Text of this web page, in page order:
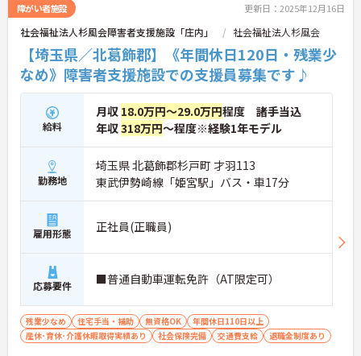
障がい者施設 更新日：2025年12月16日
社会福祉法人杉風会障害者支援施設「庄内」 社会福祉法人杉風会
【埼玉県／北葛飾郡】《年間休日120日・残業少
なめ》障害者支援施設での支援員募集です♪
給料
月収 18.0万円～29.0万円程度 諸手当込
年収318万円～程度※経験1年モデル
勤務地
埼玉県 北葛飾郡杉戸町 才羽113
東武伊勢崎線「姫宮駅」バス・車17分
雇用形態 正社員(正職員)
応募要件 ■普通自動車運転免許（AT限定可）
残業少なめ 住宅手当・補助 無資格OK
年間休日110日以上
産休･育休･介護休暇取得実績あり
社会保険完備 交通費支給 退職金制度あり